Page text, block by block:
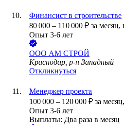
Финансист в строительстве
80 000 – 110 000 ₽ за месяц,
Опыт 3-6 лет
ООО АМ СТРОЙ
Краснодар, р-н Западный
Откликнуться
Менеджер проекта
100 000 – 120 000 ₽ за месяц,
Опыт 3-6 лет
Выплаты: Два раза в месяц